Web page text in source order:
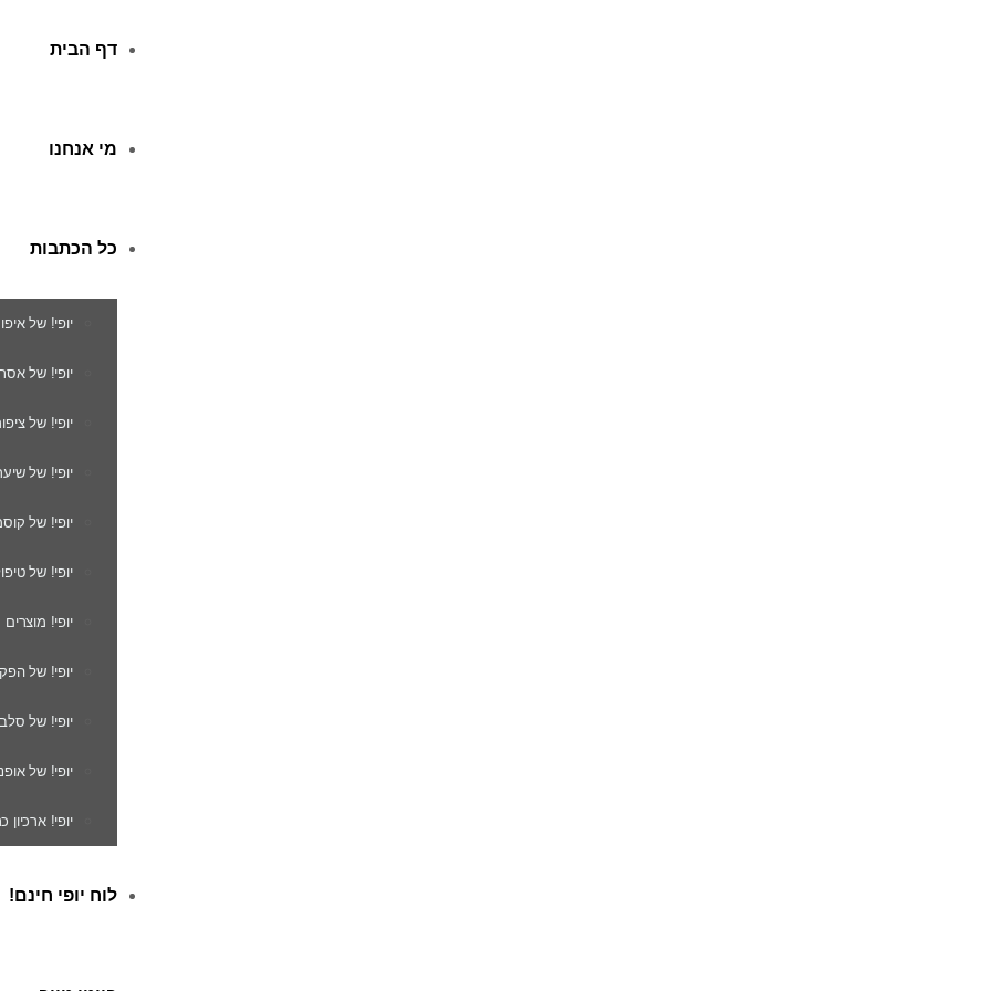
דף הבית
מי אנחנו
כל הכתבות
יופי! של
יופי! של
יופי! של
יופי! של
יופי! של
יופי! של
יופי!
יופי! של
יופי! של
יופי! של
יופי! ארכיון
לוח יופי חינם!